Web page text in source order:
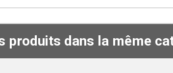
produits dans la même